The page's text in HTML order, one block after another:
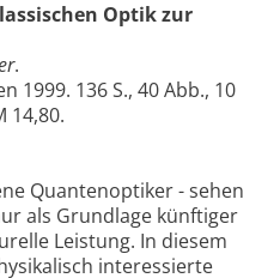
Optik zur
.
1999. 136 S., 40 Abb., 10
14,80.
Quantenoptiker - sehen
als Grundlage künftiger
Leistung. In diesem
interessierte